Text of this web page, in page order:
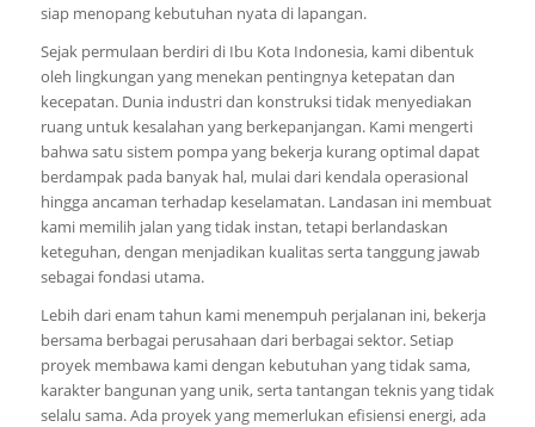
siap menopang kebutuhan nyata di lapangan.
Sejak permulaan berdiri di Ibu Kota Indonesia, kami dibentuk
oleh lingkungan yang menekan pentingnya ketepatan dan
kecepatan. Dunia industri dan konstruksi tidak menyediakan
ruang untuk kesalahan yang berkepanjangan. Kami mengerti
bahwa satu sistem pompa yang bekerja kurang optimal dapat
berdampak pada banyak hal, mulai dari kendala operasional
hingga ancaman terhadap keselamatan. Landasan ini membuat
kami memilih jalan yang tidak instan, tetapi berlandaskan
keteguhan, dengan menjadikan kualitas serta tanggung jawab
sebagai fondasi utama.
Lebih dari enam tahun kami menempuh perjalanan ini, bekerja
bersama berbagai perusahaan dari berbagai sektor. Setiap
proyek membawa kami dengan kebutuhan yang tidak sama,
karakter bangunan yang unik, serta tantangan teknis yang tidak
selalu sama. Ada proyek yang memerlukan efisiensi energi, ada